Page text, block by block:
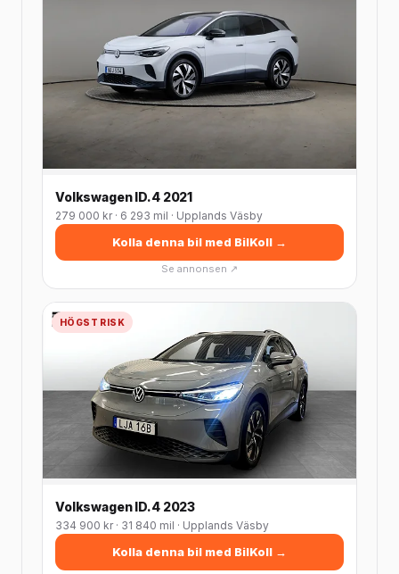
Volkswagen ID.4 2021
279 000 kr · 6 293 mil · Upplands Väsby
Kolla denna bil med BilKoll →
Se annonsen ↗
HÖGST RISK
Volkswagen ID.4 2023
334 900 kr · 31 840 mil · Upplands Väsby
Kolla denna bil med BilKoll →